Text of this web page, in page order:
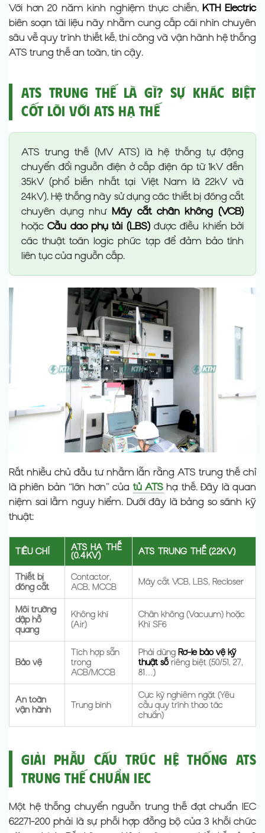
Với hơn 20 năm kinh nghiệm thực chiến,KTH Electric
biên soạn tài liệu này nhằm cung cấp cái nhìn chuyên
sâu về quy trình thiết kế, thi công và vận hành hệ thống
ATS trung thế an toàn, tin cậy.
ATS Trung Thế Là Gì? Sự Khác Biệt
Cốt Lõi Với ATS Hạ Thế
ATS trung thế (MV ATS) là hệ thống tự động
chuyển đổi nguồn điện ở cấp điện áp từ 1kV đến
35kV (phổ biến nhất tại Việt Nam là 22kV và
24kV). Hệ thống này sử dụng các thiết bị đóng cắt
chuyên dụng nhưMáy cắt chân không (VCB)
hoặcCầu dao phụ tải (LBS)được điều khiển bởi
các thuật toán logic phức tạp để đảm bảo tính
liên tục của nguồn cấp.
Rất nhiều chủ đầu tư nhầm lẫn rằng ATS trung thế chỉ
là phiên bản “lớn hơn” của tủ ATShạ thế. Đây là quan
niệm sai lầm nguy hiểm. Dưới đây là bảng so sánh kỹ
thuật:
TIÊU CHÍ ATS HẠ THẾ
(0.4KV) ATS TRUNG THẾ (22KV)
Thiết bị
đóng cắt
Contactor,
ACB, MCCB
Máy cắt VCB, LBS, Recloser
Môi trường
dập hồ
quang
Không khí
(Air)
Chân không (Vacuum) hoặc
Khí SF6
Bảo vệ
Tích hợp sẵn
trong
ACB/MCCB
Phải dùng Rơ-le bảo vệ kỹ
thuật sốriêng biệt (50/51, 27,
81…)
An toàn
vận hành
Trung bình
Cực kỳ nghiêm ngặt (Yêu
cầu quy trình thao tác
chuẩn)
Giải Phẫu Cấu Trúc Hệ Thống ATS
Trung Thế Chuẩn IEC
Một hệ thống chuyển nguồn trung thế đạt chuẩn IEC
62271-200 phải là sự phối hợp đồng bộ của 3 khối chức